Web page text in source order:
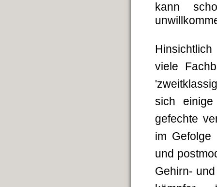
kann
viele
sich
gefechte
im Gefolge
und
Gehirn-